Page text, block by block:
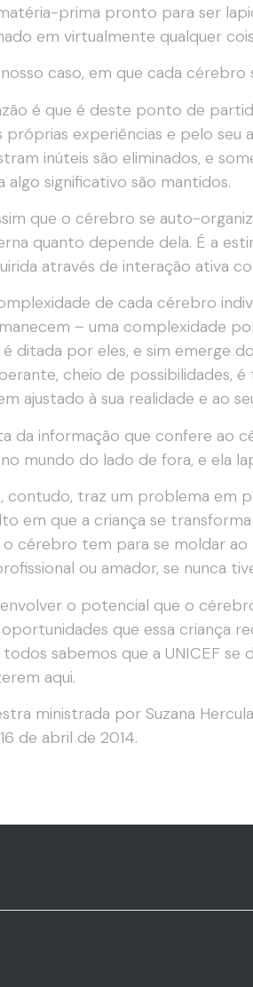
prima pronto para ser
em virtualmente qualquer
caso, em que cada
é que é deste ponto de
próprias experiências e pelo seu
inúteis são eliminados, e
algo significativo são mantidos.
que o cérebro se auto-
quanto depende dela. É a
através de interação ativa
de cada cérebro
– uma complexidade
é ditada por eles, e sim emerge
cheio de possibilidades,
ajustado à sua realidade e ao
da informação que confere ao
mundo do lado de fora, e ela
contudo, traz um problema em
em que a criança se
o cérebro tem para se moldar ao
ou amador, se nunca
o potencial que o
que essa criança
todos sabemos que a UNICEF
aqui.
ministrada por Suzana
de abril de 2014.